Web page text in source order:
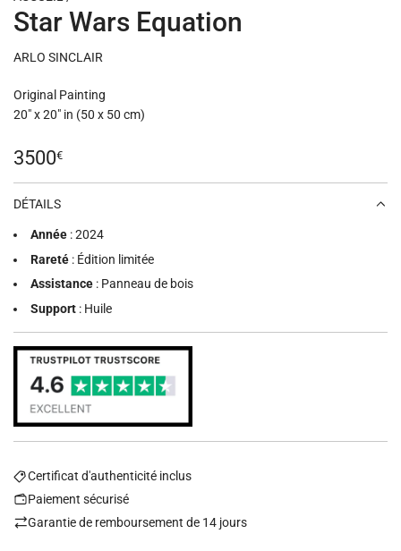
Star Wars Equation
ARLO SINCLAIR
Original Painting
20" x 20" in (50 x 50 cm)
Prix
régulier
3500€
DÉTAILS
Année : 2024
Rareté : Édition limitée
Assistance : Panneau de bois
Support : Huile
Certificat d'authenticité inclus
Paiement sécurisé
Garantie de remboursement de 14 jours